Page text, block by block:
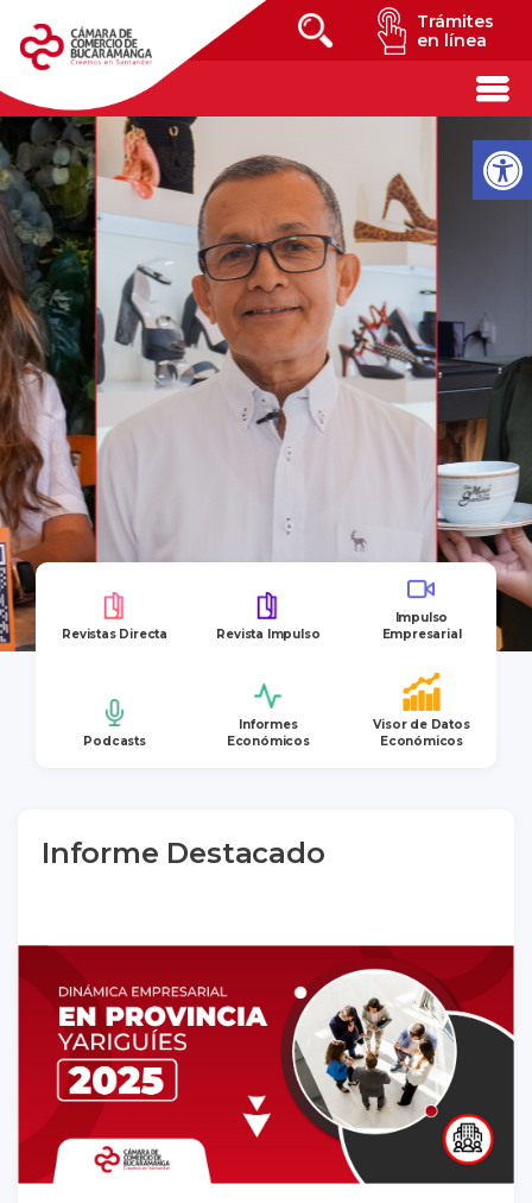
Trámites
en línea
Revistas Directa Revista Impulso
Impulso
Empresarial
Podcasts
Informes
Económicos
Visor de Datos
Económicos
Informe Destacado